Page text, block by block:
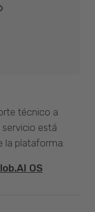
técnico a
está
la plataforma.
OS